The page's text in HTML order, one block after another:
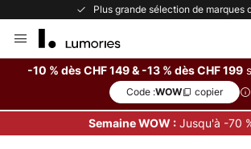
Plus grande sélection de marques
Allez
au
contenu
-10 % dès CHF 149 & -13 % dès CHF 199
Code :WOW copier
Semaine WOW :Jusqu'à -70